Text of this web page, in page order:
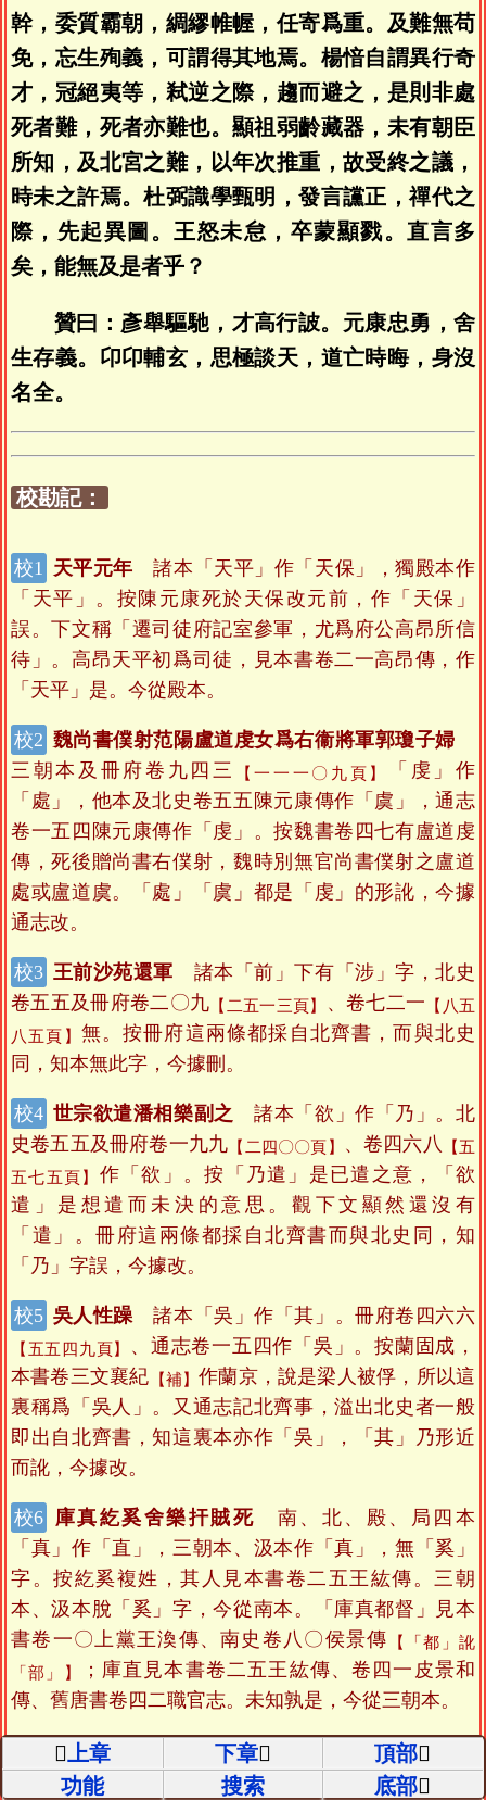
幹，委質霸朝，綢繆帷幄，任寄爲重。及難無苟
免，忘生殉義，可謂得其地焉。楊愔自謂異行奇
才，冠絕夷等，弒逆之際，趨而避之，是則非處
死者難，死者亦難也。顯祖弱齡藏器，未有朝臣
所知，及北宮之難，以年次推重，故受終之議，
時未之許焉。杜弼識學甄明，發言讜正，禪代之
際，先起異圖。王怒未怠，卒蒙顯戮。直言多
矣，能無及是者乎？
贊曰：彥舉驅馳，才高行詖。元康忠勇，舍
生存義。卬卬輔玄，思極談天，道亡時晦，身沒
名全。
校勘記：
天平元年 諸本「天平」作「天保」，獨殿本作
「天平」。按陳元康死於天保改元前，作「天保」
誤。下文稱「遷司徒府記室參軍，尤爲府公高昂所信
待」。高昂天平初爲司徒，見本書卷二一高昂傳，作
「天平」是。今從殿本。
魏尚書僕射范陽盧道虔女爲右衞將軍郭瓊子婦
三朝本及冊府卷九四三
【一一一〇九頁】
「虔」作
「處」，他本及北史卷五五陳元康傳作「虞」，通志
卷一五四陳元康傳作「虔」。按魏書卷四七有盧道虔
傳，死後贈尚書右僕射，魏時別無官尚書僕射之盧道
處或盧道虞。「處」「虞」都是「虔」的形訛，今據
通志改。
王前沙苑還軍 諸本「前」下有「涉」字，北史
卷五五及冊府卷二〇九 【二五一三頁】 、卷七二一 【八五
八五頁】 無。按冊府這兩條都採自北齊書，而與北史
同，知本無此字，今據刪。
世宗欲遣潘相樂副之 諸本「欲」作「乃」。北
史卷五五及冊府卷一九九 【二四〇〇頁】 、卷四六八
【五
五七五頁】 作「欲」。按「乃遣」是已遣之意，「欲
遣」是想遣而未決的意思。觀下文顯然還沒有
「遣」。冊府這兩條都採自北齊書而與北史同，知
「乃」字誤，今據改。
吳人性躁諸本「吳」作「其」。冊府卷四六六
【五五四九頁】
、通志卷一五四作「吳」。按蘭固成，
本書卷三文襄紀 【補】作蘭京，說是梁人被俘，所以這
裏稱爲「吳人」。又通志記北齊事，溢出北史者一般
即出自北齊書，知這裏本亦作「吳」，「其」乃形近
而訛，今據改。
庫真紇奚舍樂扞賊死 南、北、殿、局四本
「真」作「直」，三朝本、汲本作「真」，無「奚」
字。按紇奚複姓，其人見本書卷二五王紘傳。三朝
本、汲本脫「奚」字，今從南本。「庫真都督」見本
書卷一〇上黨王渙傳、南史卷八〇侯景傳
【「都」訛
「部」】
；庫直見本書卷二五王紘傳、卷四一皮景和
傳、舊唐書卷四二職官志。未知孰是，今從三朝本。
鑽味既久斐斖如有所見諸本「斐斖」作「斐文
舋」三字，冊府卷八二二【九七六六頁】 作「亹亹」，
上章 下章
頂部
功能
搜索 底部